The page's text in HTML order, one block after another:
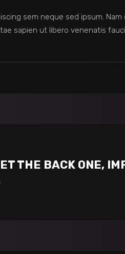
sem neque sed ipsum. Nam
sapien ut libero venenatis
THE BACK ONE,